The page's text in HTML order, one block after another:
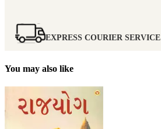
EXPRESS COURIER SERVICE
You may also like